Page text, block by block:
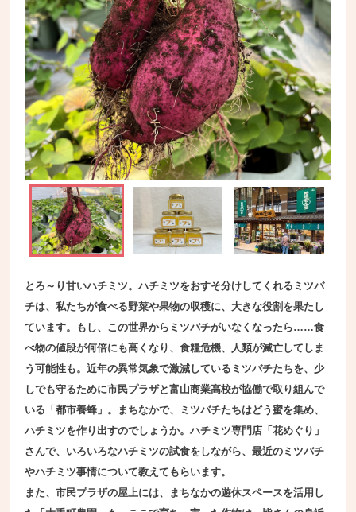
とろ～り甘いハチミツ。ハチミツをおすそ分けしてくれるミツバ
チは、私たちが食べる野菜や果物の収穫に、大きな役割を果たし
ています。もし、この世界からミツバチがいなくなったら……食
べ物の値段が何倍にも高くなり、食糧危機、人類が滅亡してしま
う可能性も。近年の異常気象で激減しているミツバチたちを、少
しでも守るために市民プラザと富山商業高校が協働で取り組んで
いる「都市養蜂」。まちなかで、ミツバチたちはどう蜜を集め、
ハチミツを作り出すのでしょうか。ハチミツ専門店「花めぐり」
さんで、いろいろなハチミツの試食をしながら、最近のミツバチ
やハチミツ事情について教えてもらいます。
また、市民プラザの屋上には、まちなかの遊休スペースを活用し